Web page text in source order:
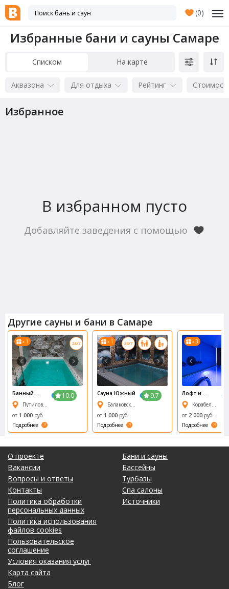
(0)
Избранные бани и сауны Самаре
Списком На карте
Аквазона Для отдыха Рейтинг
Избранное
В избранном пусто
Добавляйте заведения с помощью
Другие сауны и бани в Самаре
x 1
10.0
Банный
Русский Пар
от 1 000 руб.
Подробнее
x 1
9.7
Сауна Южный
от 1 000 руб.
Подробнее
x3
Лофт и
(Loft &
от 2 000 руб.
Подробнее
О проекте
Вакансии
Вопросы и ответы
Контакты
Политика обработки
персональных данных
Политика использования
файлов cookies
Пользовательское
соглашение
Условия оказания услуг
Карта сайта
Блог
Бани и сауны
Бассейны
Турбазы
Спа салоны
Источники